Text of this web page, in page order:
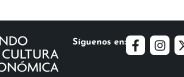
Síguenos en: